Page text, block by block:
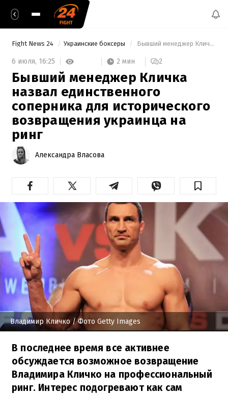
Fight News 24 Украинские боксеры Бывший менеджер Кличка назвал единственного соперника для исторического возвращения украинца на ринг
6 июля, 16:25 2 мин 2
Бывший менеджер Кличка
назвал единственного
соперника для исторического
возвращения украинца на
ринг
Александра Власова
Владимир Кличко/ Фото Getty Images
В последнее время все активнее
обсуждается возможное возвращение
Владимира Кличко на профессиональный
ринг. Интерес подогревают как сам